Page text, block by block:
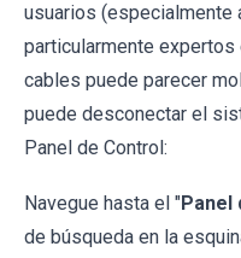
usuarios (especialmente
particularmente
cables puede parecer
puede desconectar el
Panel de Control:
Navegue hasta el "Panel
de búsqueda en la